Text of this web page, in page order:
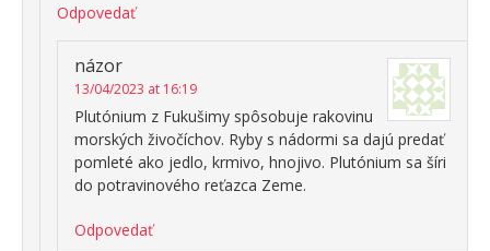
Odpovedať
názor
13/04/2023 at 16:19
Plutónium z Fukušimy spôsobuje rakovinu
morských živočíchov. Ryby s nádormi sa dajú predať
pomleté ako jedlo, krmivo, hnojivo. Plutónium sa šíri
do potravinového reťazca Zeme.
Odpovedať